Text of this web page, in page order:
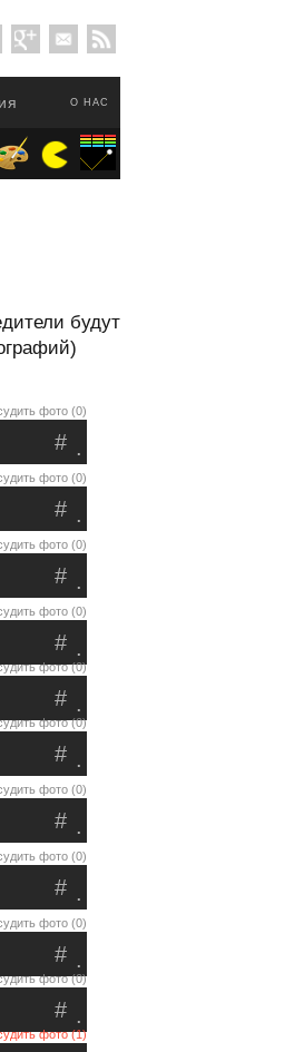
О НАС
будут
фото (0)
.
#
фото (0)
.
#
фото (0)
.
#
фото (0)
.
#
фото (0)
.
#
фото (0)
.
#
фото (0)
.
#
фото (0)
.
#
фото (0)
.
#
фото (0)
.
#
фото (1)